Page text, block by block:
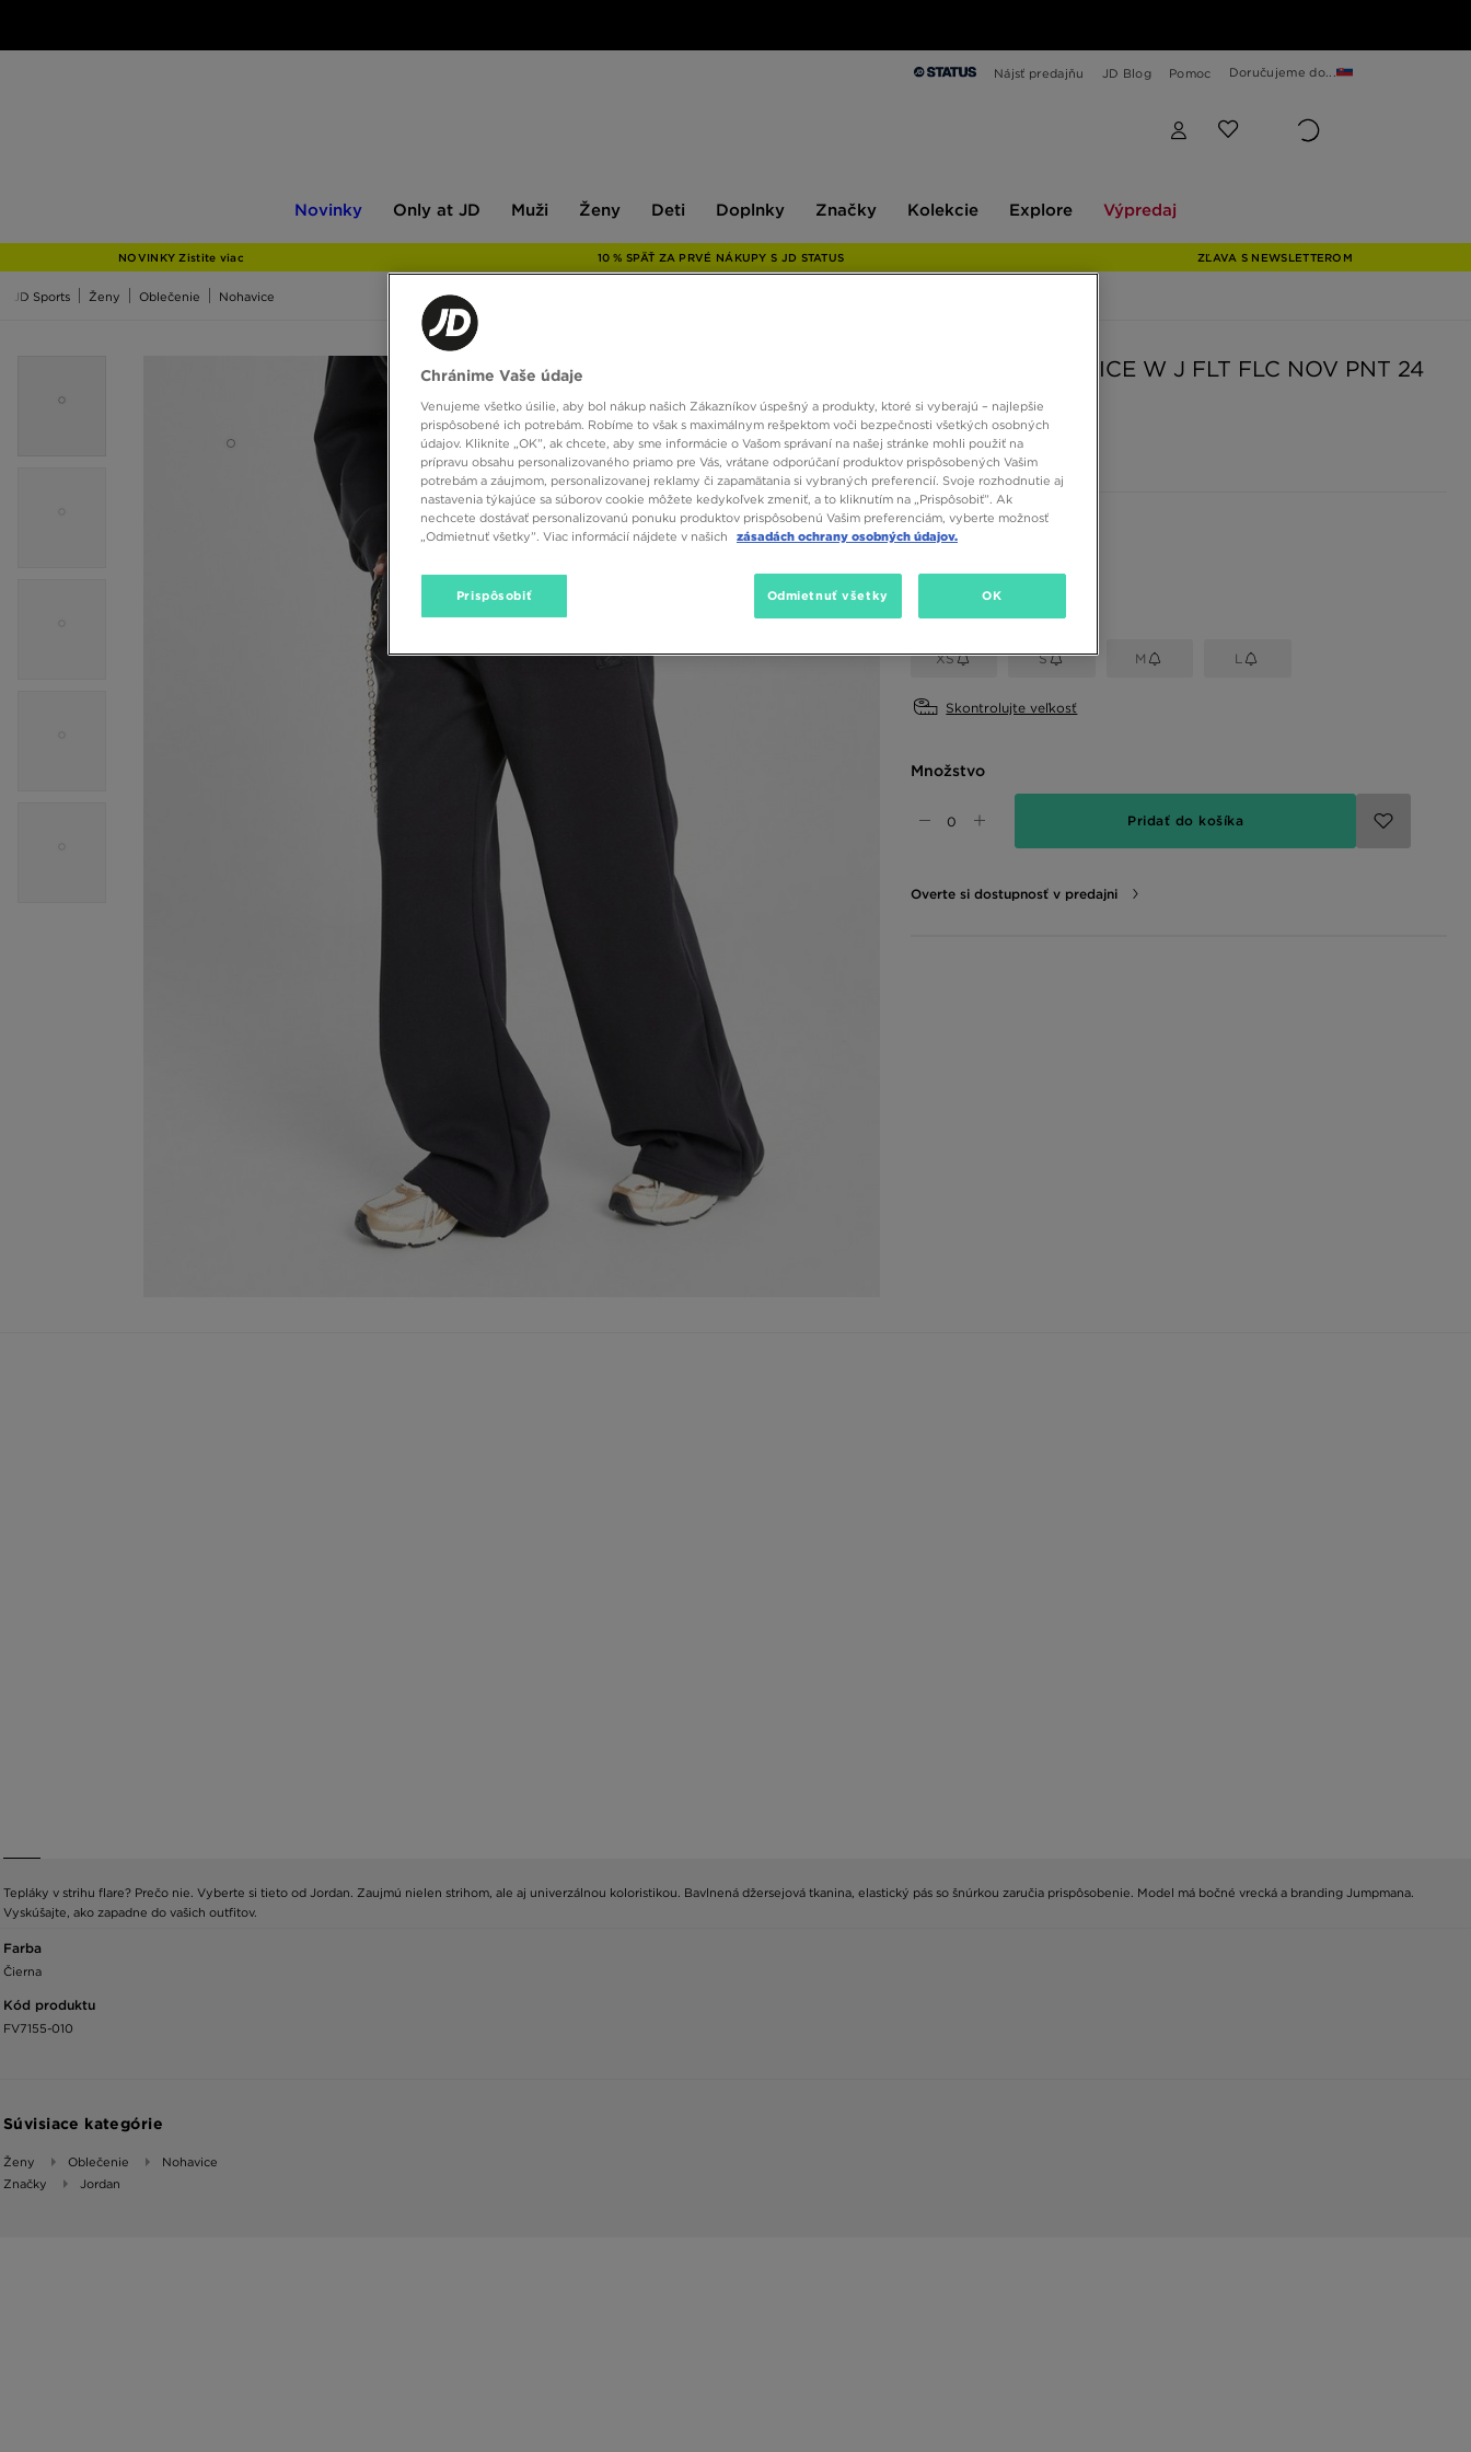
Nájsť predajňu JD Blog Pomoc Doručujeme do...
Novinky
JD
Only at JD Muži Ženy Deti Doplnky Značky Kolekcie Explore Výpredaj
NOVINKY Zistite viac 10 % SPÄŤ ZA PRVÉ NÁKUPY S JD STATUS ZĽAVA S NEWSLETTEROM
JD Sports Ženy Oblečenie Nohavice
JORDAN NOHAVICE W J FLT FLC NOV PNT 24
48,00 €
Dostupné farby
XS S M L
Skontrolujte veľkosť
Množstvo
Pridať do košíka
Overte si dostupnosť v predajni
Tepláky v strihu flare? Prečo nie. Vyberte si tieto od Jordan. Zaujmú nielen strihom, ale aj univerzálnou koloristikou. Bavlnená džersejová tkanina, elastický pás so šnúrkou zaručia prispôsobenie. Model má bočné vrecká a branding Jumpmana.
Vyskúšajte, ako zapadne do vašich outfitov.
Farba
Čierna
Kód produktu
FV7155-010
Súvisiace kategórie
Ženy Oblečenie
Nohavice
Značky
Jordan
Chránime Vaše údaje
Venujeme všetko úsilie, aby bol nákup našich Zákazníkov úspešný a produkty, ktoré si vyberajú – najlepšie
prispôsobené ich potrebám. Robíme to však s maximálnym rešpektom voči bezpečnosti všetkých osobných
údajov. Kliknite „OK”, ak chcete, aby sme informácie o Vašom správaní na našej stránke mohli použiť na
prípravu obsahu personalizovaného priamo pre Vás, vrátane odporúčaní produktov prispôsobených Vašim
potrebám a záujmom, personalizovanej reklamy či zapamätania si vybraných preferencií. Svoje rozhodnutie aj
nastavenia týkajúce sa súborov cookie môžete kedykoľvek zmeniť, a to kliknutím na „Prispôsobiť”. Ak
nechcete dostávať personalizovanú ponuku produktov prispôsobenú Vašim preferenciám, vyberte možnosť
„Odmietnuť všetky”. Viac informácií nájdete v našich
zásadách ochrany osobných údajov.
Prispôsobiť Odmietnuť všetky OK